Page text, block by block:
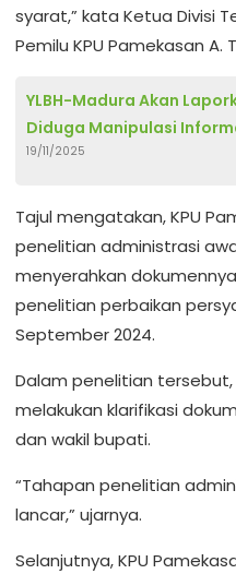
syarat,” kata Ketua Divisi
Pemilu KPU Pamekasan A.
YLBH-Madura Akan
Diduga Manipulasi
Kesehatan
19/11/2025
Tajul mengatakan, KPU
penelitian administrasi
menyerahkan
penelitian perbaikan
September 2024.
Dalam penelitian tersebut,
melakukan klarifikasi
dan wakil bupati.
“Tahapan penelitian
lancar,” ujarnya.
Selanjutnya, KPU